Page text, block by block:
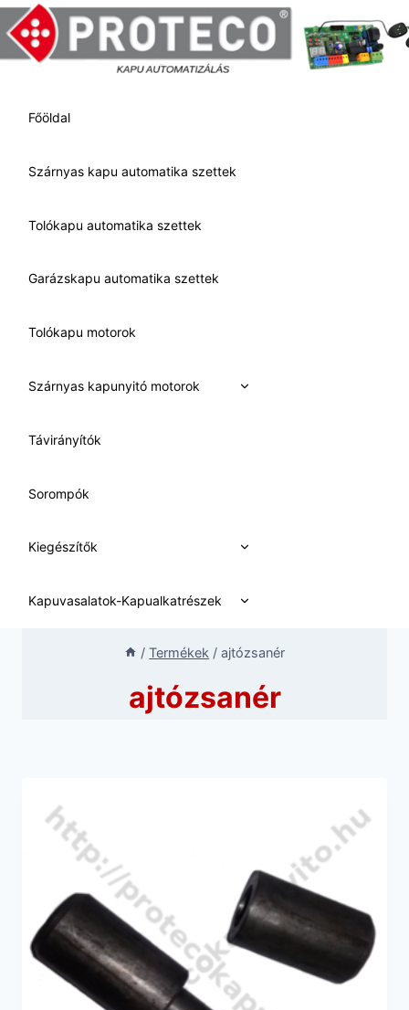
Skip
to
content
Főöldal
Szárnyas kapu automatika szettek
Tolókapu automatika szettek
Garázskapu automatika szettek
Tolókapu motorok
Szárnyas kapunyitó motorok
child
Távirányítók
Sorompók
Kiegészítők
child
Kapuvasalatok-Kapualkatrészek
child
/ Termékek / ajtózsanér
ajtózsanér